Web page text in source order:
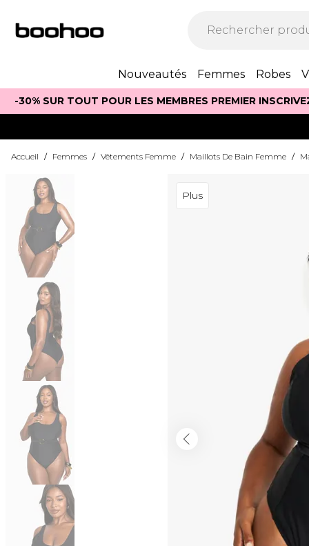
Nouveautés Femmes Robes
-30% SUR TOUT POUR LES MEMBRES PREMIER
Accueil / Femmes / Vêtements Femme / Maillots De Bain Femme /
Plus